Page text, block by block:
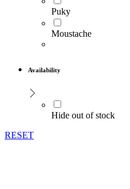
Puky
Moustache
Availability
Hide out of stock
RESET